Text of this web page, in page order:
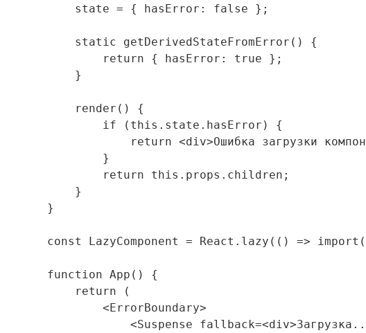
          state = { hasError: false };
          static getDerivedStateFromError() {
              return { hasError: true };
          }
          render() {
              if (this.state.hasError) {
return <div>Ошибка загрузки
              }
              return this.props.children;
          }
      }
const LazyComponent = React.lazy(() =>
      function App() {
          return (
              <ErrorBoundary>
<Suspense